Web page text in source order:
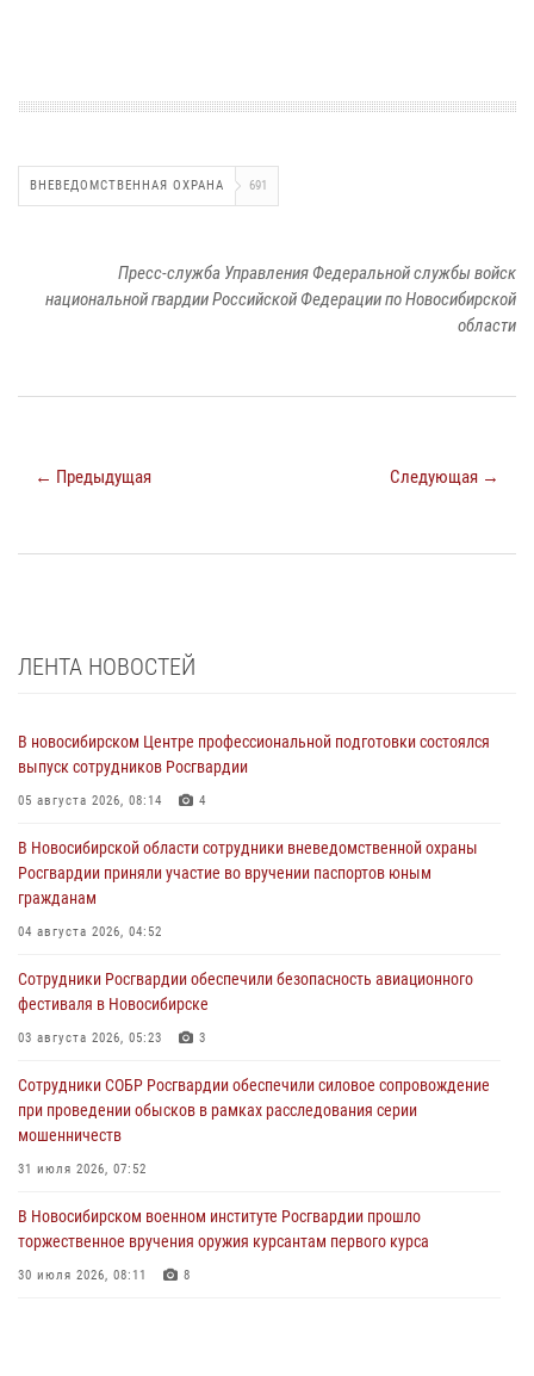
ВНЕВЕДОМСТВЕННАЯ ОХРАНА 691
Пресс-служба Управления Федеральной службы войск
национальной гвардии Российской Федерации по Новосибирской
области
← Предыдущая Следующая →
ЛЕНТА НОВОСТЕЙ
В новосибирском Центре профессиональной подготовки состоялся
выпуск сотрудников Росгвардии
05 августа 2026, 08:14 4
В Новосибирской области сотрудники вневедомственной охраны
Росгвардии приняли участие во вручении паспортов юным
гражданам
04 августа 2026, 04:52
Сотрудники Росгвардии обеспечили безопасность авиационного
фестиваля в Новосибирске
03 августа 2026, 05:23 3
Сотрудники СОБР Росгвардии обеспечили силовое сопровождение
при проведении обысков в рамках расследования серии
мошенничеств
31 июля 2026, 07:52
В Новосибирском военном институте Росгвардии прошло
торжественное вручения оружия курсантам первого курса
30 июля 2026, 08:11 8